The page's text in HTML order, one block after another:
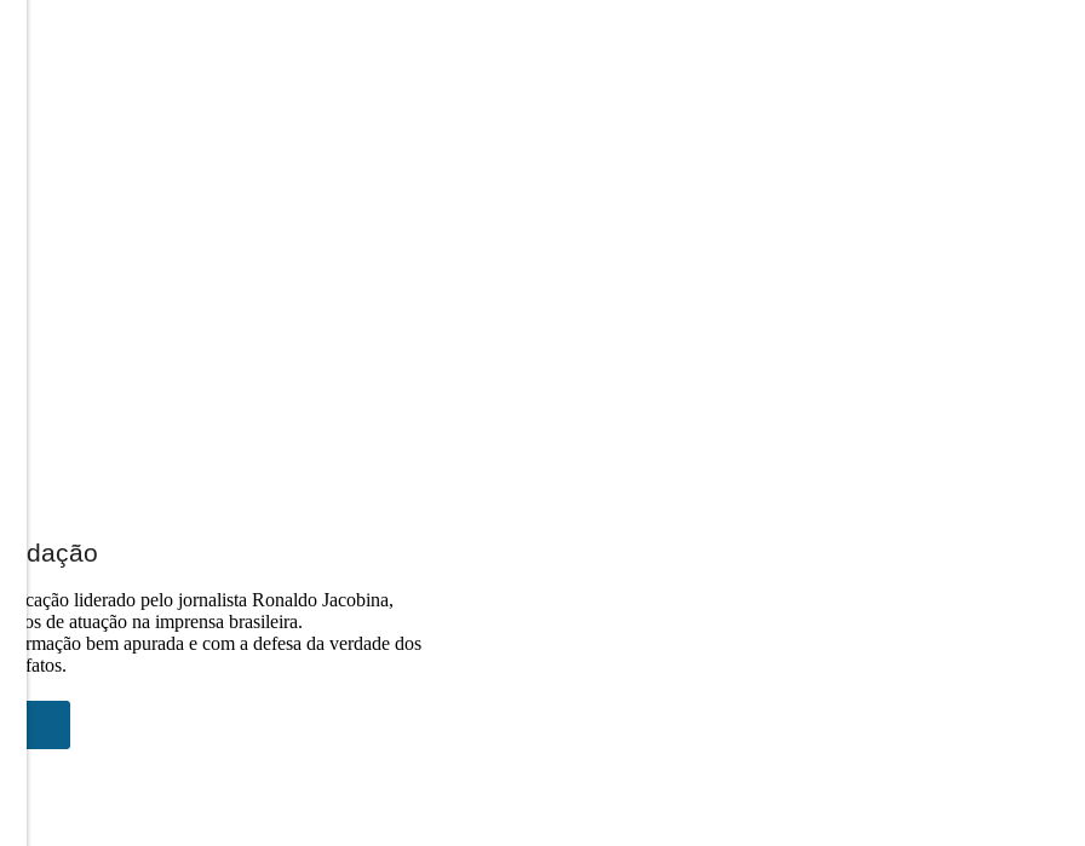
Redação
liderado pelo jornalista Ronaldo Jacobina,
de atuação na imprensa brasileira.
bem apurada e com a defesa da verdade dos
fatos.